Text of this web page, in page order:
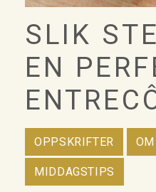
SLIK
EN
OPPSKRIFTER
MIDDAGSTIPS